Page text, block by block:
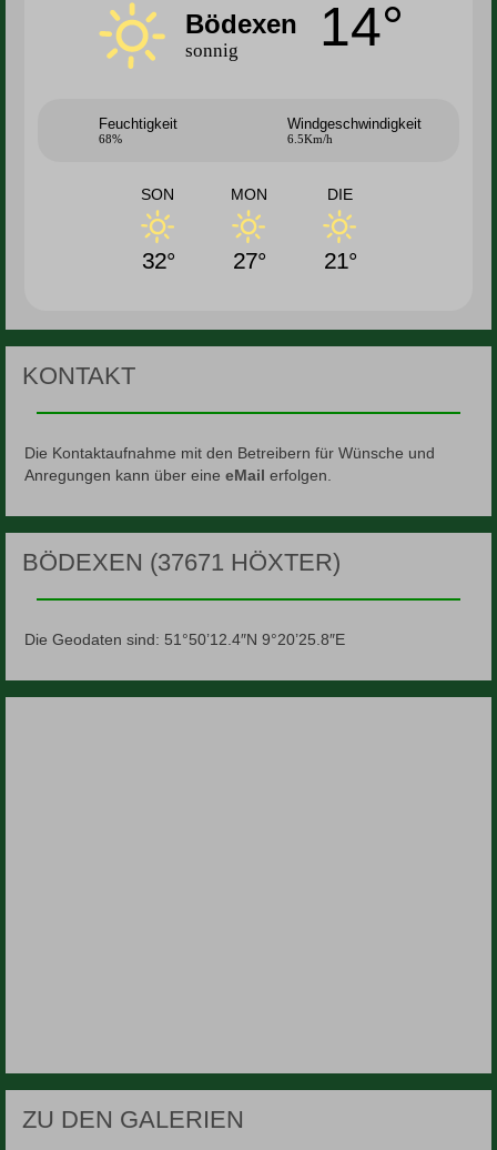
Bödexen
sonnig 14°
Feuchtigkeit
68%
Windgeschwindigkeit
6.5Km/h
SON
32°
MON
27°
DIE
21°
KONTAKT
Die Kontaktaufnahme mit den Betreibern für Wünsche und
Anregungen kann über eine eMail erfolgen.
BÖDEXEN (37671 HÖXTER)
Die Geodaten sind: 51°50’12.4″N 9°20’25.8″E
ZU DEN GALERIEN